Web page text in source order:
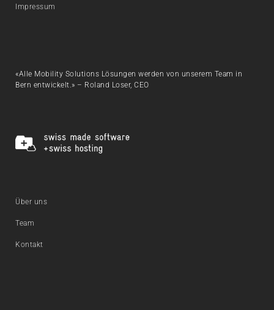
Impressum
«Alle Mobility Solutions Lösungen werden von unserem Team in
Bern entwickelt.» – Roland Loser, CEO
Über uns
Team
Kontakt